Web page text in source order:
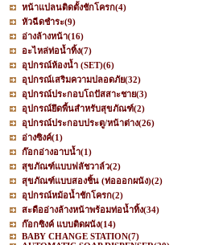
หน้าแปลนติดตั้งชักโครก(4)
หัวฉีดชำระ(9)
อ่างล้างหน้า(16)
อะไหล่ท่อน้ำทิ้ง(7)
อุปกรณ์ห้องน้ำ (SET)(6)
อุปกรณ์เสริมความปลอดภัย(32)
อุปกรณ์ประกอบโถปัสสาะชาย(3)
อุปกรณ์ยึดพื้นสำหรับสุขภัณฑ์(2)
อุปกรณ์ประกอบประตู/หน้าต่าง(26)
อ่างซิงค์(1)
ก๊อกอ่างอาบน้ำ(1)
สุขภัณฑ์แบบฟลัชวาล์ว(2)
สุขภัณฑ์แบบสองชิ้น (ท่อออกผนัง)(2)
อุปกรณ์หม้อน้ำชักโครก(2)
สะดืออ่างล้างหน้าพร้อมท่อน้ำทิ้ง(34)
ก๊อกซิงค์ แบบติดผนัง(14)
BABY CHANGE STATION(7)